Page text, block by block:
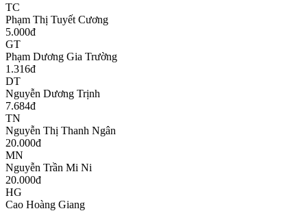
TC
Phạm Thị Tuyết Cương
5.000đ
GT
Phạm Dương Gia Trường
1.316đ
DT
Nguyễn Dương Trịnh
7.684đ
TN
Nguyễn Thị Thanh Ngân
20.000đ
MN
Nguyễn Trần Mi Ni
20.000đ
HG
Cao Hoàng Giang